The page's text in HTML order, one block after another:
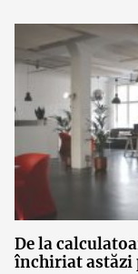
De la
închiriat astăzi